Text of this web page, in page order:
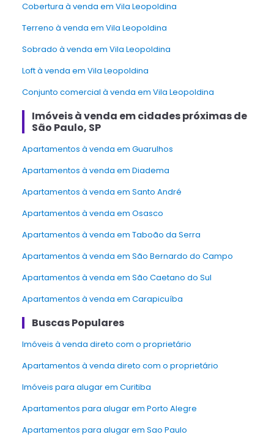
Cobertura à venda em Vila Leopoldina
Terreno à venda em Vila Leopoldina
Sobrado à venda em Vila Leopoldina
Loft à venda em Vila Leopoldina
conjunto comercial à venda em Vila Leopoldina
Imóveis à venda em cidades próximas de
São Paulo, SP
Apartamentos à venda em Guarulhos
Apartamentos à venda em Diadema
Apartamentos à venda em Santo André
Apartamentos à venda em Osasco
Apartamentos à venda em Taboão da Serra
Apartamentos à venda em São Bernardo do Campo
Apartamentos à venda em São Caetano do Sul
Apartamentos à venda em Carapicuíba
Buscas Populares
Imóveis à venda direto com o proprietário
Apartamentos à venda direto com o proprietário
Imóveis para alugar em Curitiba
Apartamentos para alugar em Porto Alegre
Apartamentos para alugar em Sao Paulo